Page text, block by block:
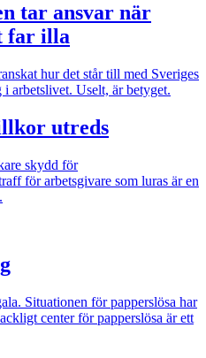
tar ansvar när
far illa
hur det står till med Sveriges
arbetslivet. Uselt, är betyget.
utreds
skydd för
för arbetsgivare som luras är en
Situationen för papperslösa har
center för papperslösa är ett